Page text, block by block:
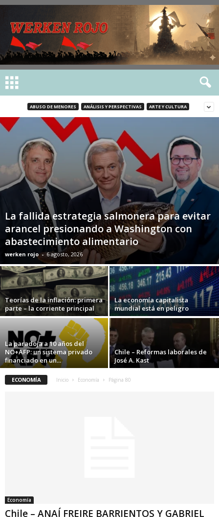
ABUSO DE MENORES ANÁLISIS Y PERSPECTIVAS ARTE Y CULTURA
La fallida estrategia salmonera para evitar
arancel presionando a Washington con
abastecimiento alimentario
werken rojo - 6 agosto, 2026
Teorías de la inflación: primera
parte – la corriente principal
La economía capitalista
mundial está en peligro
La paradoja a 10 años del
NO+AFP: un sistema privado
financiado en un...
Chile – Reformas laborales de
José A. Kast
ECONOMÍA Inicio Economía Página 80
Economía
Chile – ANAÍ FREIRE BARRIENTOS Y GABRIEL